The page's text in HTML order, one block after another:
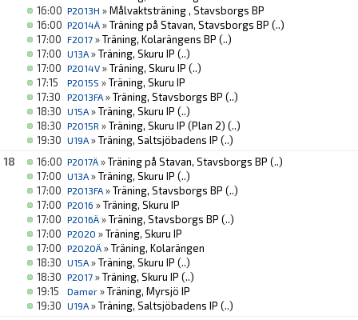
16:00 P2013H »Målvaktsträning , Stavsborgs BP
16:00 P2014Ä »Träning på Stavan, Stavsborgs BP (..)
17:00 F2017 »Träning, Kolarängens BP (..)
17:00 U13A »Träning, Skuru IP (..)
17:00 P2014V »Träning, Skuru IP (..)
17:15
P2015S »Träning, Skuru IP
17:30
P2013FA »Träning, Stavsborgs BP (..)
18:30 U15A »Träning, Skuru IP (..)
18:30 P2015R »Träning, Skuru IP (Plan 2) (..)
19:30 U19A »Träning, Saltsjöbadens IP (..)
18
16:00 P2017Ä »Träning på Stavan, Stavsborgs BP (..)
17:00 U13A »Träning, Skuru IP (..)
17:00 P2013FA »Träning, Stavsborgs BP (..)
17:00 P2016 »Träning, Skuru IP
17:00 P2016Ä »Träning, Stavsborgs BP (..)
17:00 P2020 »Träning, Skuru IP
17:00 P2020Ä »Träning, Kolarängen
18:30 U15A »Träning, Skuru IP (..)
18:30 P2017 »Träning, Skuru IP (..)
19:15
Damer »Träning, Myrsjö IP
19:30 U19A »Träning, Saltsjöbadens IP (..)